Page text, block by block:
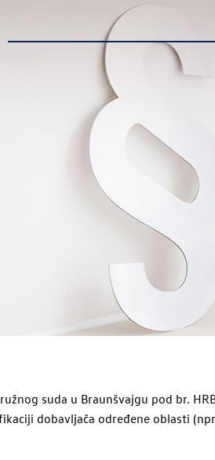
suda u Braunšvajgu pod br.
dobavljača određene oblasti